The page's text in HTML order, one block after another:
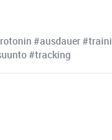
#ausdauer
#tracking